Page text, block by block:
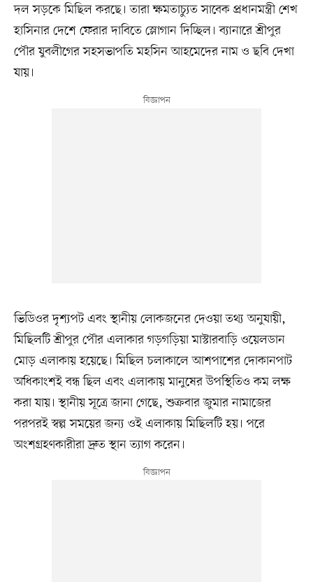
দল সড়কে মিছিল করছে। তারা ক্ষমতাচ্যুত সাবেক প্রধানমন্ত্রী শেখ
হাসিনার দেশে ফেরার দাবিতে স্লোগান দিচ্ছিল। ব্যানারে শ্রীপুর
পৌর যুবলীগের সহসভাপতি মহসিন আহমেদের নাম ও ছবি দেখা
যায়।
ভিডিওর দৃশ্যপট এবং স্থানীয় লোকজনের দেওয়া তথ্য অনুযায়ী,
মিছিলটি শ্রীপুর পৌর এলাকার গড়গড়িয়া মাস্টারবাড়ি ওয়েলডান
মোড় এলাকায় হয়েছে। মিছিল চলাকালে আশপাশের দোকানপাট
অধিকাংশই বন্ধ ছিল এবং এলাকায় মানুষের উপস্থিতিও কম লক্ষ
করা যায়। স্থানীয় সূত্রে জানা গেছে, শুক্রবার জুমার নামাজের
পরপরই স্বল্প সময়ের জন্য ওই এলাকায় মিছিলটি হয়। পরে
অংশগ্রহণকারীরা দ্রুত স্থান ত্যাগ করেন।